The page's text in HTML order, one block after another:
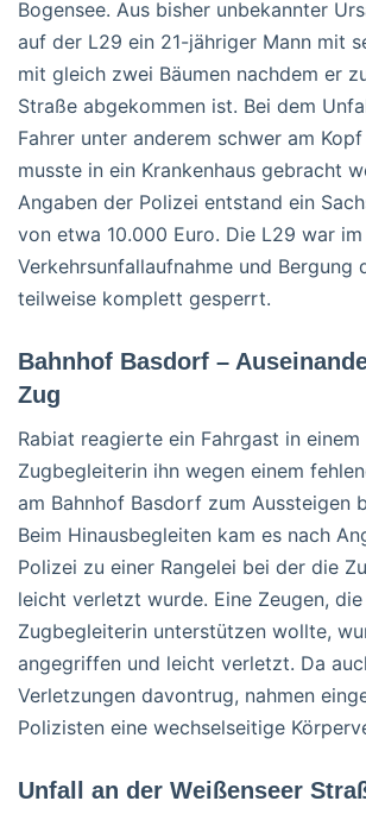
Bogensee. Aus bisher unbekannter
auf der L29 ein 21-jähriger Mann mit
mit gleich zwei Bäumen nachdem er
Straße abgekommen ist. Bei dem
Fahrer unter anderem schwer am
musste in ein Krankenhaus gebracht
Angaben der Polizei entstand ein
von etwa 10.000 Euro. Die L29 war
Verkehrsunfallaufnahme und Bergung
teilweise komplett gesperrt.
Bahnhof Basdorf –
Zug
Rabiat reagierte ein Fahrgast in
Zugbegleiterin ihn wegen einem
am Bahnhof Basdorf zum Aussteigen
Beim Hinausbegleiten kam es nach
Polizei zu einer Rangelei bei der die
leicht verletzt wurde. Eine Zeugen,
Zugbegleiterin unterstützen wollte,
angegriffen und leicht verletzt. Da
Verletzungen davontrug, nahmen
Polizisten eine wechselseitige
Unfall an der Weißenseer